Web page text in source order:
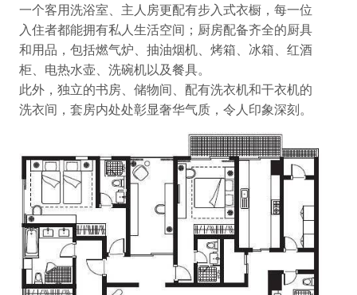
一个客用洗浴室、主人房更配有步入式衣橱，每一位
入住者都能拥有私人生活空间；厨房配备齐全的厨具
和用品，包括燃气炉、抽油烟机、烤箱、冰箱、红酒
柜、电热水壶、洗碗机以及餐具。
此外，独立的书房、储物间、配有洗衣机和干衣机的
洗衣间，套房内处处彰显奢华气质，令人印象深刻。